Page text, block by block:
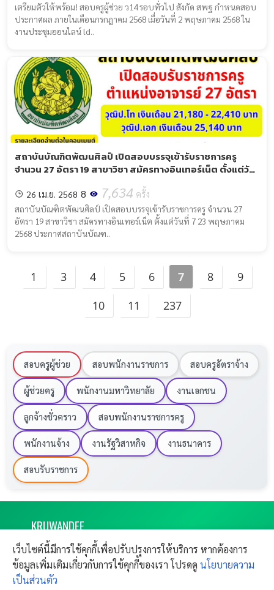
เตรียมตัวให้พร้อม! สอบครูผู้ช่วย ว14 รอบทั่วไป สังกัด สพฐ กำหนดสอบ
ประกาศผล ภายในเดือนกรกฎาคม 2568 เมื่อวันที่ 2 พฤษภาคม 2568 ใน
งานประชุมออนไลน์ ld..
สถาบันบัณฑิตพัฒนศิลป์ เปิดสอบบรรจุเข้ารับราชการครู
จำนวน 27 อัตรา 19 สาขาวิชา สมัครทางอินเทอร์เน็ต ตั้งแต่วัน
26 เม.ย. 2568 8 7,634 ครั้ง
สถาบันบัณฑิตพัฒนศิลป์ เปิดสอบบรรจุเข้ารับราชการครู จำนวน 27
อัตรา 19 สาขาวิชา สมัครทางอินเทอร์เน็ต ตั้งแต่วันที่ 7 23 พฤษภาคม
2568 ประกาศสถาบันบัณฑ..
1 3 4 5 6 7 8
9
10
11 237
สอบครูผู้ช่วย สอบพนักงานราชการ สอบครูอัตราจ้าง
ผู้ช่วยครู พนักงานมหาวิทยาลัย งานเอกชน
ลูกจ้างชั่วคราว สอบพนักงานราชการครู
พนักงานจ้าง งานรัฐวิสาหกิจ งานธนาคาร
สอบรับราชการ
KRUWANDEE
งานราชการ 2569 ครูวันดี เปิดสอบครูผู้ช่วย
ผลย้ายครู
Copyright © 2011-2026 Kruwandee.com
All rights reserved.
CONTACT
SITEMAP
เว็บไซต์นี้มีการใช้คุกกี้เพื่อปรับปรุงการให้บริการ หากต้องการ
ข้อมูลเพิ่มเติมเกี่ยวกับการใช้คุกกี้ของเรา โปรดดู นโยบายความ
เป็นส่วนตัว